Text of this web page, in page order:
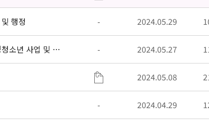
행정 - 2024.05.29
소년 사업 및 행
- 2024.05.27
2024.05.08
- 2024.04.29